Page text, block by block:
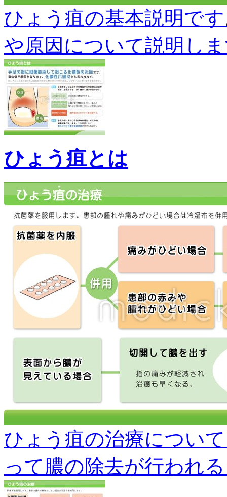
ひょう疽の基本説明で
や原因について説明し
ひょう疽とは
ひょう疽の治療につい
って膿の除去が行われ